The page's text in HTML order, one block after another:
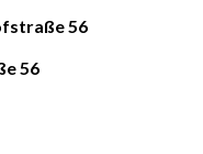
56
56